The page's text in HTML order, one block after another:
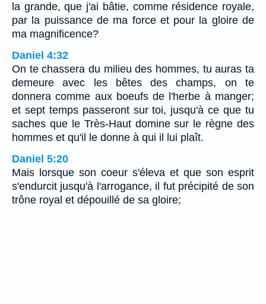
la grande, que j'ai bâtie, comme résidence royale,
par la puissance de ma force et pour la gloire de
ma magnificence?
Daniel 4:32
On te chassera du milieu des hommes, tu auras ta
demeure avec les bêtes des champs, on te
donnera comme aux boeufs de l'herbe à manger;
et sept temps passeront sur toi, jusqu'à ce que tu
saches que le Très-Haut domine sur le règne des
hommes et qu'il le donne à qui il lui plaît.
Daniel 5:20
Mais lorsque son coeur s'éleva et que son esprit
s'endurcit jusqu'à l'arrogance, il fut précipité de son
trône royal et dépouillé de sa gloire;